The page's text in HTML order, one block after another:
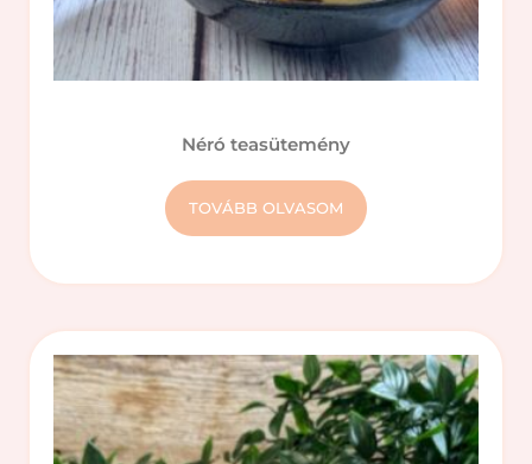
Néró teasütemény
TOVÁBB OLVASOM